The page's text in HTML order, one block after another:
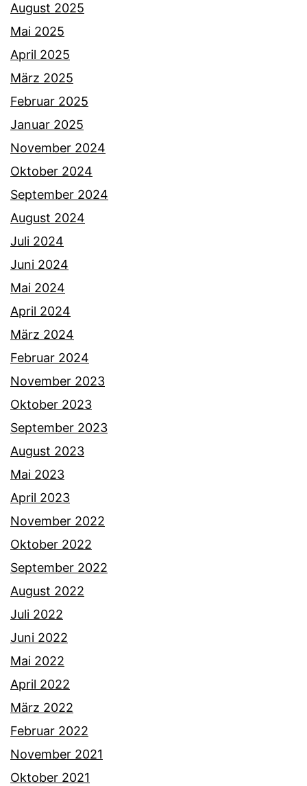
August 2025
Mai 2025
April 2025
März 2025
Februar 2025
Januar 2025
November 2024
Oktober 2024
September 2024
August 2024
Juli 2024
Juni 2024
Mai 2024
April 2024
März 2024
Februar 2024
November 2023
Oktober 2023
September 2023
August 2023
Mai 2023
April 2023
November 2022
Oktober 2022
September 2022
August 2022
Juli 2022
Juni 2022
Mai 2022
April 2022
März 2022
Februar 2022
November 2021
Oktober 2021